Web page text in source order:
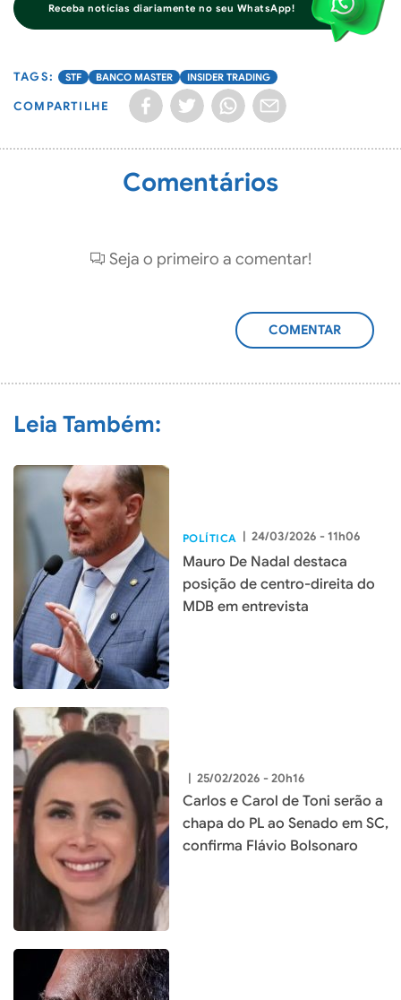
Receba notícias diariamente no seu WhatsApp!
STF BANCO MASTER INSIDER TRADING
COMPARTILHE
Comentários
Seja o primeiro a comentar!
ADICIONAR
Leia Também:
POLÍTICA | 24/03/2026 - 11h06
Mauro De Nadal destaca
posição de centro-direita do
MDB em entrevista
| 25/02/2026 - 20h16
Carlos e Carol de Toni serão a
chapa do PL ao Senado em SC,
confirma Flávio Bolsonaro